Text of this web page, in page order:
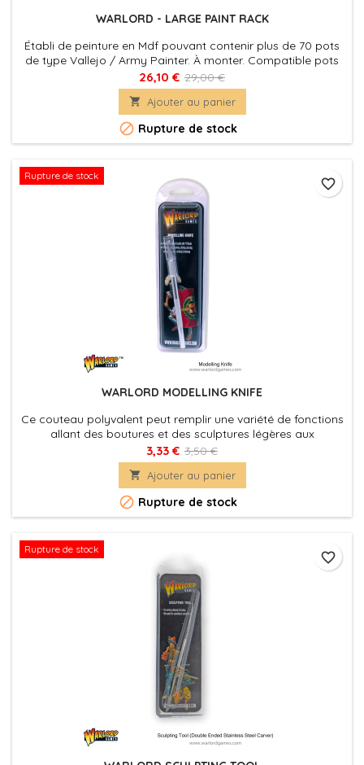
WARLORD - LARGE PAINT RACK
Établi de peinture en Mdf pouvant contenir plus de 70 pots
de type Vallejo / Army Painter. À monter. Compatible pots
citadel
26,10 € 29,00 €
 Ajouter au panier
 Rupture de stock
Rupture de stock
WARLORD MODELLING KNIFE
Ce couteau polyvalent peut remplir une variété de fonctions
allant des boutures et des sculptures légères aux
tranchants et découpages soigneux. Parfait pour les
coupes à angle fin.
3,33 € 3,50 €
 Ajouter au panier
 Rupture de stock
favorite_border
Rupture de stock
favorite_border